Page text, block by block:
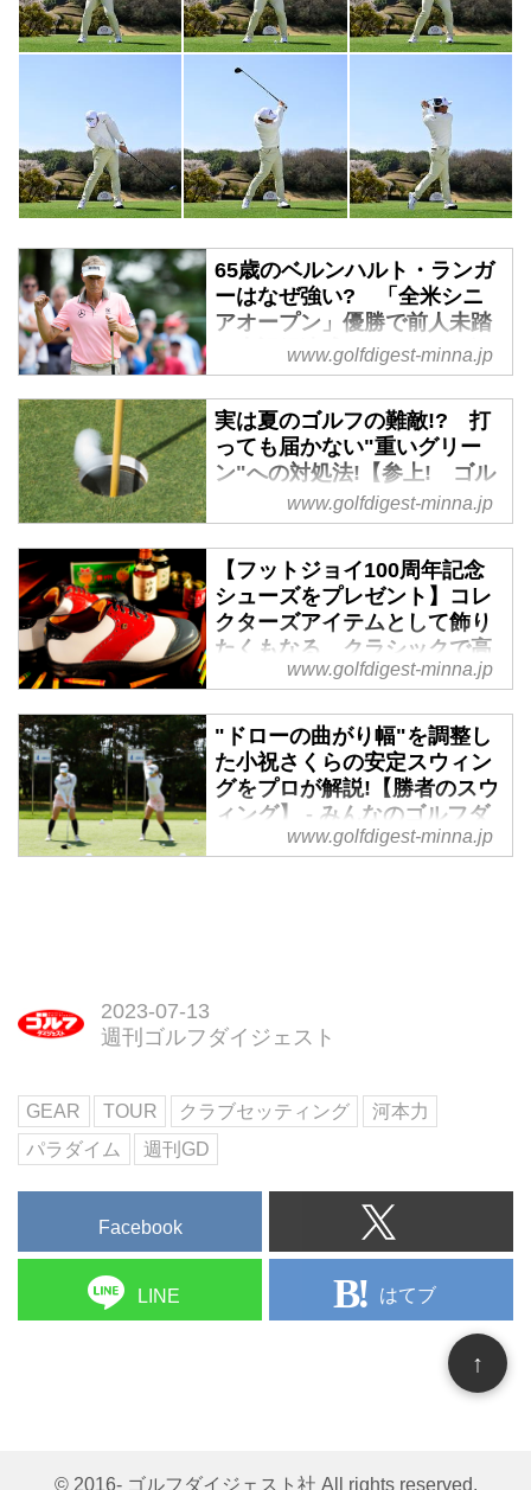
65歳のベルンハルト・ランガ
ーはなぜ強い? 「全米シニ
アオープン」優勝で前人未踏
の大記録達成! - みんなのゴル
フダイジェスト
「全米シニアオープン」でベルン
ハルト・ランガーが米シニアツア
ー歴代最多の通算46 勝を挙げ
た。更新は不可能と思われていた
ヘイル・アーウィンの45 勝に並
んでから4カ月半。65 歳が前人未
到の大記録を打ち立てた。
www.golfdigest-minna.jp
実は夏のゴルフの難敵!? 打
っても届かない"重いグリー
ン"への対処法!【参上! ゴル
ファー応援隊】 - みんなのゴ
ルフダイジェスト
ゴルフの上達を目指すゴルファー
にとって役立つ情報を発信する
「みんゴル・ゴルファー応援
隊」。その隊長に就任したシング
ルプレーヤー・マツケンが上達の
「夏場の重いグリーン」がテーマ
です。
www.golfdigest-minna.jp
【フットジョイ100周年記念
シューズをプレゼント】コレ
クターズアイテムとして飾り
たくもなる、クラシックで高
機能な一足 - みんなのゴルフ
1923年、当時シューズの製造工
場があったマサチューセッツ州ブ
ロックトンの縫製室で働いていた
女性従業員が、新しいモデルに
「FootJoy」という名前を付けた
www.golfdigest-minna.jp
"ドローの曲がり幅"を調整し
た小祝さくらの安定スウィン
グをプロが解説!【勝者のスウ
ィング】 - みんなのゴルフダ
イジェスト
が解説。
www.golfdigest-minna.jp
2023-07-13
週刊ゴルフダイジェスト
GEAR TOUR クラブセッティング
河本力
パラダイム
週刊GD
Facebook
LINE はてブ
© 2016- ゴルフダイジェスト社 All rights reserved.
↑